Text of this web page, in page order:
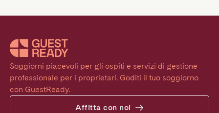
Soggiorni piacevoli per gli ospiti e servizi di gestione
professionale per i proprietari. Goditi il tuo soggiorno
con GuestReady.
Affitta con noi